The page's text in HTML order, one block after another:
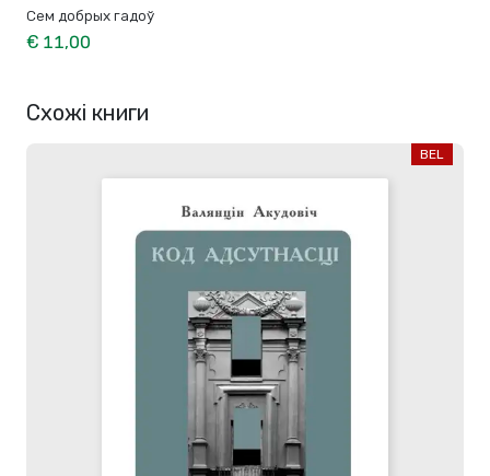
Сем добрых гадоў
€ 11,00
Схожі книги
BEL